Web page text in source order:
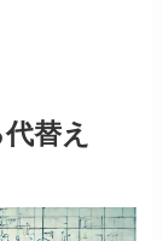
替え